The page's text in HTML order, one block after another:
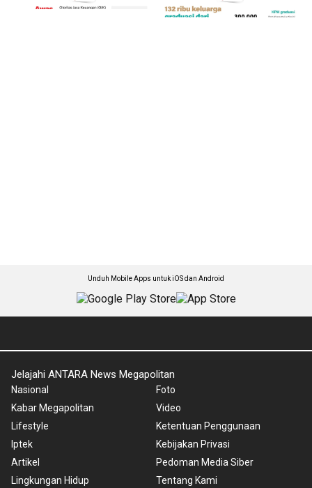
Unduh Mobile Apps untuk iOS dan Android
Jelajahi ANTARA News Megapolitan
Nasional
Kabar Megapolitan
Lifestyle
Iptek
Artikel
Lingkungan Hidup
Foto
Video
Ketentuan Penggunaan
Kebijakan Privasi
Pedoman Media Siber
Tentang Kami